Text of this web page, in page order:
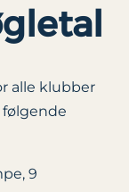
alle klubber
9